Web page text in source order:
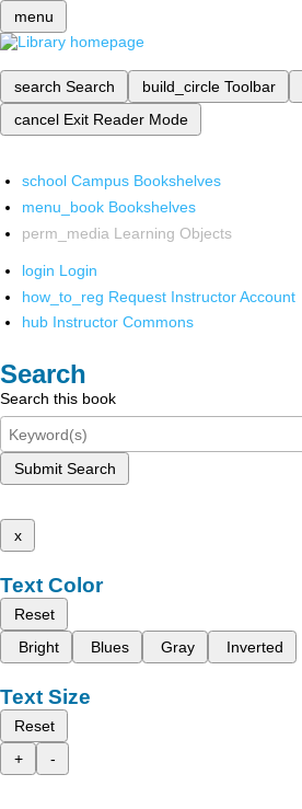
menu
search Search build_circle Toolbar
cancel Exit Reader Mode
school Campus Bookshelves
menu_book Bookshelves
perm_media Learning Objects
login Login
how_to_reg Request Instructor Account
hub Instructor Commons
Search
Search this book
Submit Search
x
Text Color
Reset
Bright
Blues Gray Inverted
Text Size
Reset
+
-